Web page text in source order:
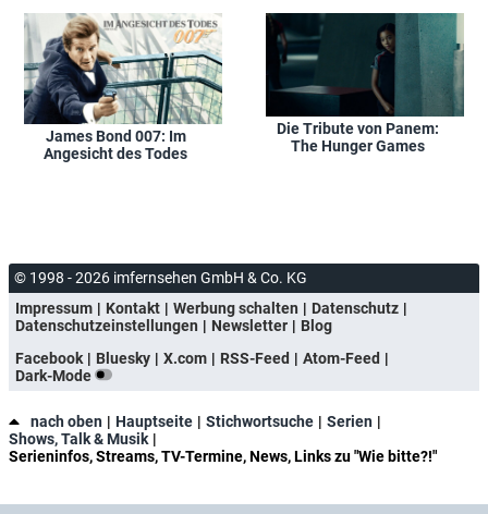
James Bond 007: Im
Angesicht des Todes
Die Tribute von Panem:
The Hunger Games
© 1998 - 2026 imfernsehen GmbH & Co. KG
Impressum
Kontakt Werbung schalten
Datenschutz
Datenschutzeinstellungen
Newsletter
Blog
Facebook
Bluesky X.com RSS-Feed
Atom-Feed
Dark-Mode
nach oben Hauptseite Stichwortsuche
Serien
Shows, Talk & Musik
Serieninfos, Streams, TV-Termine, News, Links zu "Wie bitte?!"